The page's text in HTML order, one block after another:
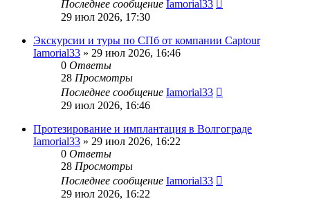
Последнее сообщение Iamorial33
29 июл 2026, 17:30
Экскурсии и туры по СПб от компании Captour
Iamorial33 » 29 июл 2026, 16:46
0 Ответы
28 Просмотры
Последнее сообщение Iamorial33
29 июл 2026, 16:46
Протезирование и имплантация в Волгограде
Iamorial33 » 29 июл 2026, 16:22
0 Ответы
28 Просмотры
Последнее сообщение Iamorial33
29 июл 2026, 16:22